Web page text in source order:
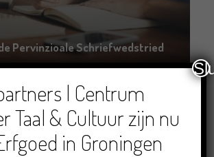
Pervinzioale Schriefwedstried
| Centrum
Taal & Cultuur zijn nu
in Groningen